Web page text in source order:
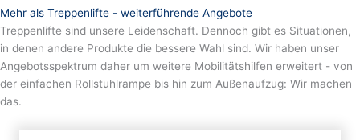
Mehr als Treppenlifte - weiterführende Angebote
Treppenlifte sind unsere Leidenschaft. Dennoch gibt es Situationen,
in denen andere Produkte die bessere Wahl sind. Wir haben unser
Angebotsspektrum daher um weitere Mobilitätshilfen erweitert - von
der einfachen Rollstuhlrampe bis hin zum Außenaufzug: Wir machen
das.